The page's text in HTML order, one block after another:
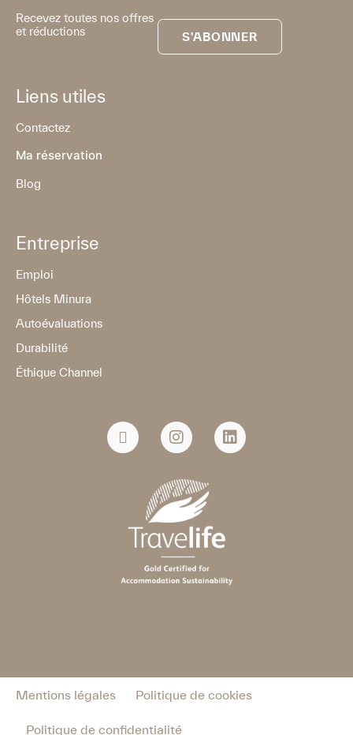
Recevez toutes nos offres
et réductions
S'ABONNER
Liens utiles
Contactez
Ma réservation
Blog
Entreprise
Emploi
Hôtels Minura
Autoévaluations
Durabilité
Éthique Channel
Mentions légales Politique de cookies
Politique de confidentialité